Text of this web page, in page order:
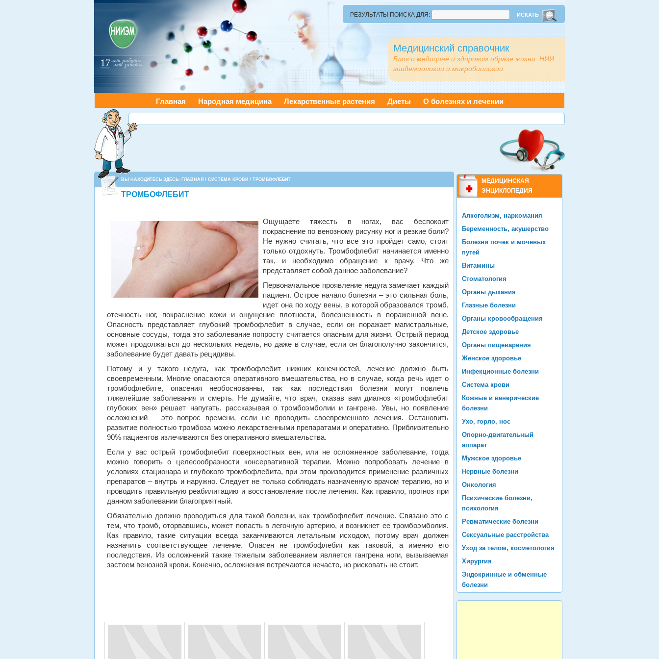
РЕЗУЛЬТАТЫ ПОИСКА ДЛЯ:
Медицинский справочник
Блог о медицине и здоровом образе жизни. НИИ
эпидемиологии и микробиологии
Главная Народная медицина Лекарственные растения Диеты О болезнях и лечении
ВЫ НАХОДИТЕСЬ ЗДЕСЬ: ГЛАВНАЯ / СИСТЕМА КРОВИ / ТРОМБОФЛЕБИТ
ТРОМБОФЛЕБИТ
Ощущаете тяжесть в ногах, вас беспокоит
покраснение по венозному рисунку ног и резкие боли?
Не нужно считать, что все это пройдет само, стоит
только отдохнуть. Тромбофлебит начинается именно
так, и необходимо обращение к врачу. Что же
представляет собой данное заболевание?
Первоначальное проявление недуга замечает каждый
пациент. Острое начало болезни – это сильная боль,
идет она по ходу вены, в которой образовался тромб,
отечность ног, покраснение кожи и ощущение плотности, болезненность в пораженной вене.
Опасность представляет глубокий тромбофлебит в случае, если он поражает магистральные,
основные сосуды, тогда это заболевание попросту считается опасным для жизни. Острый период
может продолжаться до нескольких недель, но даже в случае, если он благополучно закончится,
заболевание будет давать рецидивы.
Потому и у такого недуга, как тромбофлебит нижних конечностей, лечение должно быть
своевременным. Многие опасаются оперативного вмешательства, но в случае, когда речь идет о
тромбофлебите, опасения необоснованны, так как последствия болезни могут повлечь
тяжелейшие заболевания и смерть. Не думайте, что врач, сказав вам диагноз «тромбофлебит
глубоких вен» решает напугать, рассказывая о тромбоэмболии и гангрене. Увы, но появление
осложнений – это вопрос времени, если не проводить своевременного лечения. Остановить
развитие полностью тромбоза можно лекарственными препаратами и оперативно. Приблизительно
90% пациентов излечиваются без оперативного вмешательства.
Если у вас острый тромбофлебит поверхностных вен, или не осложненное заболевание, тогда
можно говорить о целесообразности консервативной терапии. Можно попробовать лечение в
условиях стационара и глубокого тромбофлебита, при этом производится применение различных
препаратов – внутрь и наружно. Следует не только соблюдать назначенную врачом терапию, но и
проводить правильную реабилитацию и восстановление после лечения. Как правило, прогноз при
данном заболевании благоприятный.
Обязательно должно проводиться для такой болезни, как тромбофлебит лечение. Связано это с
тем, что тромб, оторвавшись, может попасть в легочную артерию, и возникнет ее тромбоэмболия.
Как правило, такие ситуации всегда заканчиваются летальным исходом, потому врач должен
назначить соответствующее лечение. Опасен не тромбофлебит как таковой, а именно его
последствия. Из осложнений также тяжелым заболеванием является гангрена ноги, вызываемая
застоем венозной крови. Конечно, осложнения встречаются нечасто, но рисковать не стоит.
МЕДИЦИНСКАЯ
ЭНЦИКЛОПЕДИЯ
Алкоголизм, наркомания
Беременность, акушерство
Болезни почек и мочевых
путей
Витамины
Стоматология
Органы дыхания
Глазные болезни
Органы кровообращения
Детское здоровье
Органы пищеварения
Женское здоровье
Инфекционные болезни
Система крови
Кожные и венерические
болезни
Ухо, горло, нос
Опорно-двигательный
аппарат
Мужское здоровье
Нервные болезни
Онкология
Психические болезни,
психология
Ревматические болезни
Сексуальные расстройства
Уход за телом, косметология
Хирургия
Эндокринные и обменные
болезни